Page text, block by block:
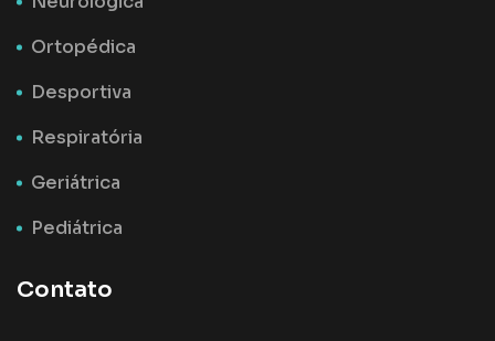
Ortopédica
Desportiva
Respiratória
Geriátrica
Pediátrica
Contato